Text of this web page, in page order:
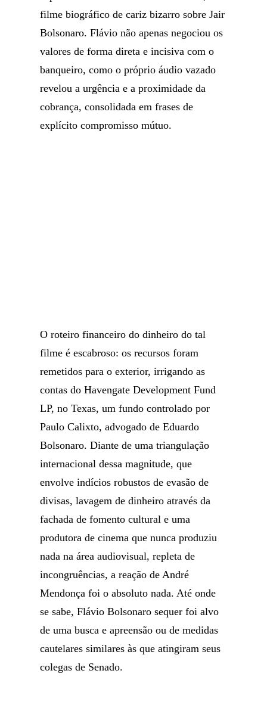
filme biográfico de cariz bizarro sobre Jair
Bolsonaro. Flávio não apenas negociou os
valores de forma direta e incisiva com o
banqueiro, como o próprio áudio vazado
revelou a urgência e a proximidade da
cobrança, consolidada em frases de
explícito compromisso mútuo.
O roteiro financeiro do dinheiro do tal
filme é escabroso: os recursos foram
remetidos para o exterior, irrigando as
contas do Havengate Development Fund
LP, no Texas, um fundo controlado por
Paulo Calixto, advogado de Eduardo
Bolsonaro. Diante de uma triangulação
internacional dessa magnitude, que
envolve indícios robustos de evasão de
divisas, lavagem de dinheiro através da
fachada de fomento cultural e uma
produtora de cinema que nunca produziu
nada na área audiovisual, repleta de
incongruências, a reação de André
Mendonça foi o absoluto nada. Até onde
se sabe, Flávio Bolsonaro sequer foi alvo
de uma busca e apreensão ou de medidas
cautelares similares às que atingiram seus
colegas de Senado.